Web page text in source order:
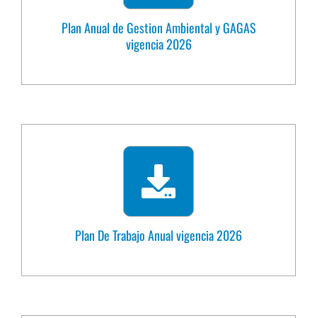
Plan Anual de Gestion Ambiental y GAGAS
vigencia 2026
Plan De Trabajo Anual vigencia 2026